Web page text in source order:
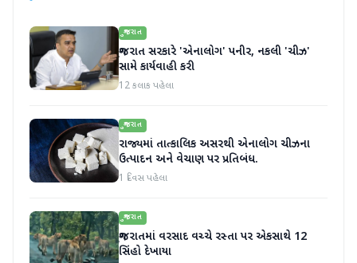
ગુજરાત
ગુજરાત સરકારે 'એનાલોગ' પનીર, નકલી 'ચીઝ'
સામે કાર્યવાહી કરી
12 કલાક પહેલા
ગુજરાત
રાજ્યમાં તાત્કાલિક અસરથી એનાલોગ ચીઝના
ઉત્પાદન અને વેચાણ પર પ્રતિબંધ.
1 દિવસ પહેલા
ગુજરાત
ગુજરાતમાં વરસાદ વચ્ચે રસ્તા પર એકસાથે 12
સિંહો દેખાયા